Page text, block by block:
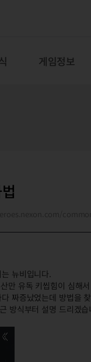
게임정보
뉴비입니다.
만 유독 키씹힘이 심해
짜증났었는데 방법을
방식부터 설명 드리겠